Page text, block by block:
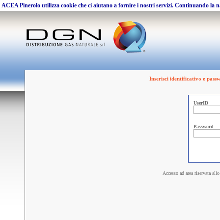
ACEA Pinerolo utilizza cookie che ci aiutano a fornire i nostri servizi. Continuando la
Inserisci identificativo e
UserID
Password
Accesso ad area riservata